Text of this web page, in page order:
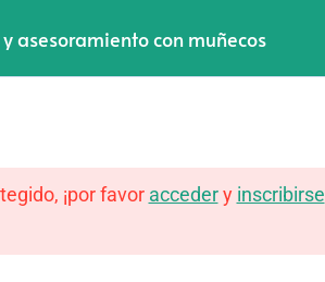
asesoramiento con muñecos
¡por favor accedery inscribirse